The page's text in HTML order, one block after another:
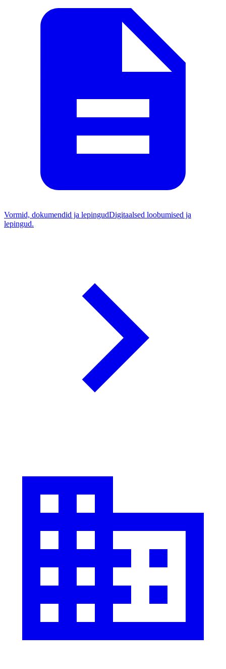
Vormid, dokumendid ja lepingudDigitaalsed loobumised ja
lepingud.